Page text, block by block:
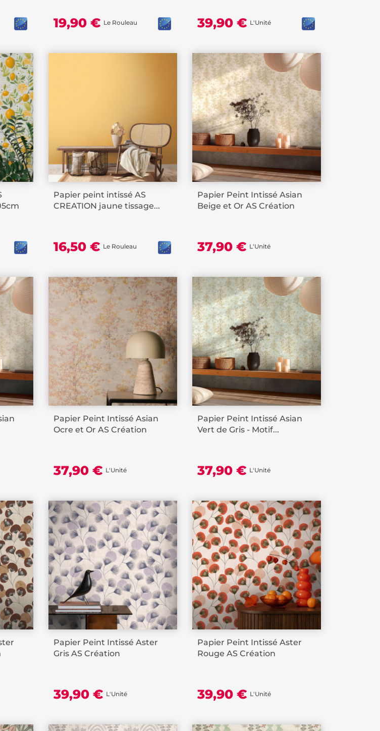
19,90 € Le Rouleau 39,90 € L'Unité
Papier peint intissé AS
CREATION jaune tissage...
16,50 € Le Rouleau
Papier Peint Intissé Asian
Beige et Or AS Création
37,90 € L'Unité
Papier Peint Intissé Asian
Ocre et Or AS Création
37,90 € L'Unité
Papier Peint Intissé Asian
Vert de Gris - Motif...
37,90 € L'Unité
Papier Peint Intissé Aster
Gris AS Création
39,90 € L'Unité
Papier Peint Intissé Aster
Rouge AS Création
39,90 € L'Unité